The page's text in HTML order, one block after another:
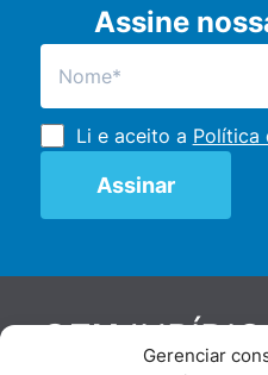
Gerenciar
Assine
Li e aceito a Política
GEN